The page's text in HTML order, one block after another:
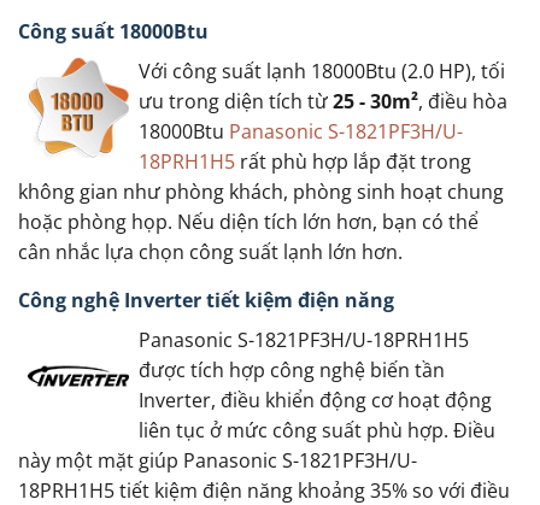
Công suất 18000Btu
Với công suất lạnh 18000Btu (2.0 HP), tối
ưu trong diện tích từ25 - 30m², điều hòa
18000Btu Panasonic S-1821PF3H/U-
18PRH1H5 rất phù hợp lắp đặt trong
không gian như phòng khách, phòng sinh hoạt chung
hoặc phòng họp. Nếu diện tích lớn hơn, bạn có thể
cân nhắc lựa chọn công suất lạnh lớn hơn.
Công nghệ Inverter tiết kiệm điện năng
Panasonic S-1821PF3H/U-18PRH1H5
được tích hợp công nghệ biến tần
Inverter, điều khiển động cơ hoạt động
liên tục ở mức công suất phù hợp. Điều
này một mặt giúp Panasonic S-1821PF3H/U-
18PRH1H5 tiết kiệm điện năng khoảng 35% so với điều